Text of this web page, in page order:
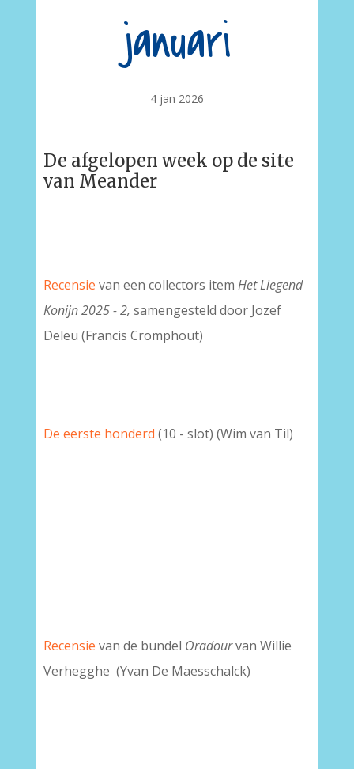
januari
4 jan 2026
De afgelopen week op de site
van Meander
Recensie van een collectors item Het Liegend
Konijn 2025 - 2, samengesteld door Jozef
Deleu (Francis Cromphout)
De eerste honderd (10 - slot) (Wim van Til)
Recensie van de bundel Oradourvan Willie
Verhegghe (Yvan De Maesschalck)